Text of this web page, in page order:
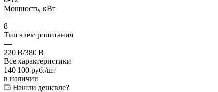
Мощность, кВт
—
8
Тип электропитания
—
220 В/380 В
Все характеристики
140 100 руб./шт
в наличии
Нашли дешевле?